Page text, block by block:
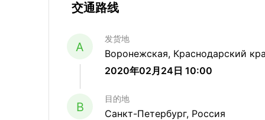
交通路线
A
发货地
Воронежская, Краснодарский
2020年02月24日 10:00
B
目的地
Санкт-Петербург, Россия